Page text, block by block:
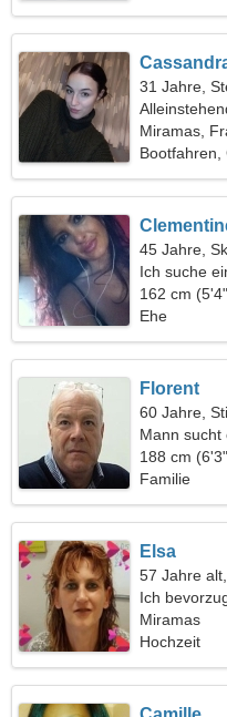
31 Jahre,
Miramas,
Bootfahren,
45 Jahre,
Ich suche
162 cm
Ehe
Florent
60 Jahre,
Mann sucht
188 cm
Familie
Elsa
57 Jahre
Ich
Miramas
Hochzeit